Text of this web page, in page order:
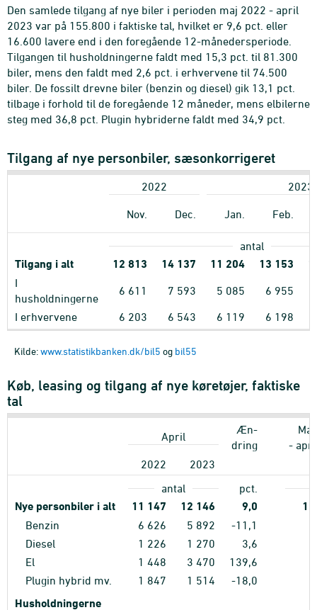
Den samlede tilgang af nye biler i perioden maj 2022 - april
2023 var på 155.800 i faktiske tal, hvilket er 9,6 pct. eller
16.600 lavere end i den foregående 12-månedersperiode.
Tilgangen til husholdningerne faldt med 15,3 pct. til 81.300
biler, mens den faldt med 2,6 pct. i erhvervene til 74.500
biler. De fossilt drevne biler (benzin og diesel) gik 13,1 pct.
tilbage i forhold til de foregående 12 måneder, mens elbilerne
steg med 36,8 pct. Plugin hybriderne faldt med 34,9 pct.
Tilgang af nye personbiler, sæsonkorrigeret
2022 2023
Nov. Dec. Jan. Feb.
antal
Tilgang i alt 12 813 14 137 11 204 13 153
I
husholdningerne
6 611 7 593 5 085 6 955
I erhvervene 6 203 6 543 6 119 6 198
Kilde:www.statistikbanken.dk/bil5 og bil55
Køb, leasing og tilgang af nye køretøjer, faktiske
tal
April
Æn-
dring
-
2022
2023
antal
pct.
Nye personbiler i alt 11 147 12 146 9,0
Benzin 6 626 5 892 -11,1
Diesel
1 226 1 270 3,6
El
1 448 3 470 139,6
Plugin hybrid mv.
1 847 1 514 -18,0
Husholdningerne